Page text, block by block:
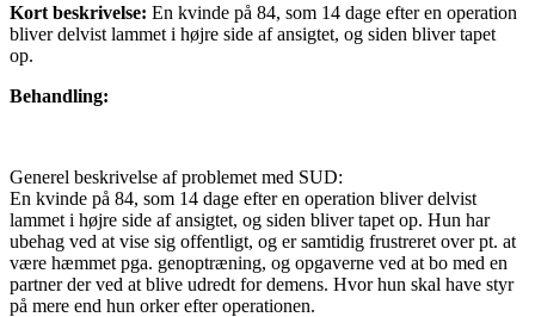
Kort beskrivelse: En kvinde på 84, som 14 dage efter en operation
bliver delvist lammet i højre side af ansigtet, og siden bliver tapet
op.
Behandling:
Generel beskrivelse af problemet med SUD:
En kvinde på 84, som 14 dage efter en operation bliver delvist
lammet i højre side af ansigtet, og siden bliver tapet op. Hun har
ubehag ved at vise sig offentligt, og er samtidig frustreret over pt. at
være hæmmet pga. genoptræning, og opgaverne ved at bo med en
partner der ved at blive udredt for demens. Hvor hun skal have styr
på mere end hun orker efter operationen.